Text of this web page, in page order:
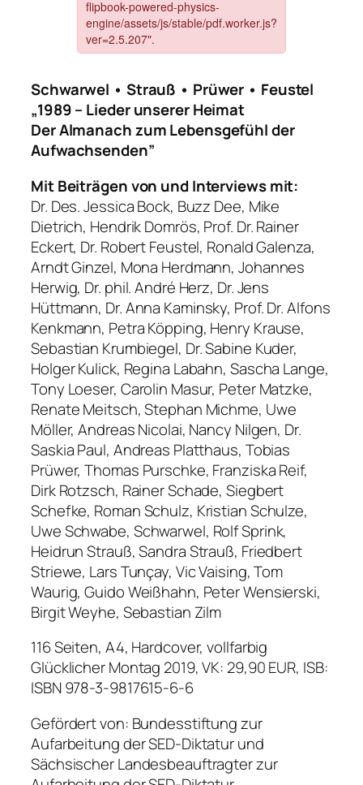
Schwarwel • Strauß • Prüwer • Feustel
„1989 – Lieder unserer Heimat
Der Almanach zum Lebensgefühl der
Aufwachsenden”
Mit Beiträgen von und Interviews mit:
Dr. Des. Jessica Bock, Buzz Dee, Mike
Dietrich, Hendrik Domrös, Prof. Dr. Rainer
Eckert, Dr. Robert Feustel, Ronald Galenza,
Arndt Ginzel, Mona Herdmann, Johannes
Herwig, Dr. phil. André Herz, Dr. Jens
Hüttmann, Dr. Anna Kaminsky, Prof. Dr. Alfons
Kenkmann, Petra Köpping, Henry Krause,
Sebastian Krumbiegel, Dr. Sabine Kuder,
Holger Kulick, Regina Labahn, Sascha Lange,
Tony Loeser, Carolin Masur, Peter Matzke,
Renate Meitsch, Stephan Michme, Uwe
Möller, Andreas Nicolai, Nancy Nilgen, Dr.
Saskia Paul, Andreas Platthaus, Tobias
Prüwer, Thomas Purschke, Franziska Reif,
Dirk Rotzsch, Rainer Schade, Siegbert
Schefke, Roman Schulz, Kristian Schulze,
Uwe Schwabe, Schwarwel, Rolf Sprink,
Heidrun Strauß, Sandra Strauß, Friedbert
Striewe, Lars Tunçay, Vic Vaising, Tom
Waurig, Guido Weißhahn, Peter Wensierski,
Birgit Weyhe, Sebastian Zilm
116 Seiten, A4, Hardcover, vollfarbig
Glücklicher Montag 2019, VK: 29,90 EUR, ISB:
ISBN 978-3-9817615-6-6
Gefördert von: Bundesstiftung zur
Aufarbeitung der SED-Diktatur und
Sächsischer Landesbeauftragter zur